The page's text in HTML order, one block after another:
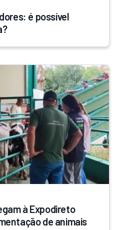
é possível
à Expodireto
de animais